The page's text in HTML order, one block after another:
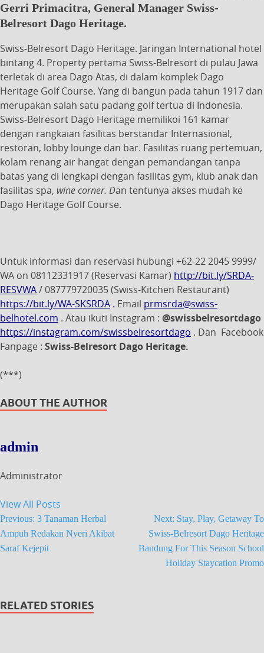
Gerri Primacitra, General Manager Swiss-
Belresort Dago Heritage.
Swiss-Belresort Dago Heritage. Jaringan International hotel
bintang 4. Property pertama Swiss-Belresort di pulau Jawa
terletak di area Dago Atas, di dalam komplek Dago
Heritage Golf Course. Yang di bangun pada tahun 1917 dan
merupakan salah satu padang golf tertua di Indonesia.
Swiss-Belresort Dago Heritage memilikoi 161 kamar
dengan rangkaian fasilitas berstandar Internasional,
restoran, lobby lounge dan bar. Fasilitas ruang pertemuan,
kolam renang air hangat dengan pemandangan tanpa
batas yang di lengkapi dengan fasilitas gym, klub anak dan
fasilitas spa, wine corner. Dan tentunya akses mudah ke
Dago Heritage Golf Course.
Untuk informasi dan reservasi hubungi +62-22 2045 9999/
WA on 08112331917 (Reservasi Kamar) http://bit.ly/SRDA-
RESVWA/ 087779720035 (Swiss-Kitchen Restaurant)
https://bit.ly/WA-SKSRDA . Email prmsrda@swiss-
belhotel.com . Atau ikuti Instagram : @swissbelresortdago
https://instagram.com/swissbelresortdago . Dan Facebook
Fanpage : Swiss-Belresort Dago Heritage.
(***)
ABOUT THE AUTHOR
admin
Administrator
View All Posts
Previous: 3 Tanaman Herbal
Ampuh Redakan Nyeri Akibat
Saraf Kejepit
Next: Stay, Play, Getaway To
Swiss-Belresort Dago Heritage
Bandung For This Season School
Holiday Staycation Promo
RELATED STORIES